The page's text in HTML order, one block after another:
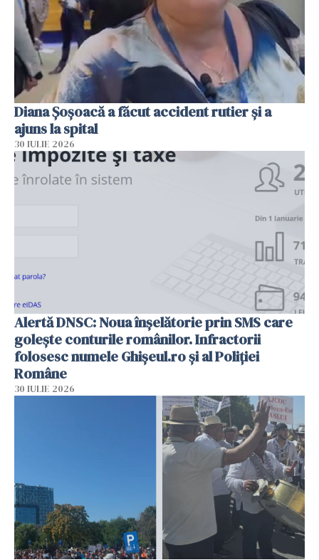
Diana Șoșoacă a făcut accident rutier și a
ajuns la spital
30 IULIE 2026
Alertă DNSC: Noua înșelătorie prin SMS care
golește conturile românilor. Infractorii
folosesc numele Ghișeul.ro și al Poliției
Române
30 IULIE 2026